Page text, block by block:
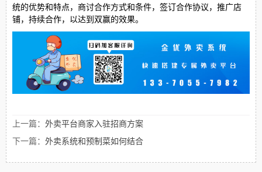
统的优势和特点，商讨合作方式和条件，签订合作协议，推广店
铺，持续合作，以达到双赢的效果。
上一篇： 外卖平台商家入驻招商方案
下一篇： 外卖系统和预制菜如何结合